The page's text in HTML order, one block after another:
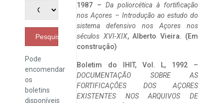
Pesquisar
Pode
encomendar
os
boletins
disponíveis
1987 – Da poliorcética à fortificação
nos Açores – Introdução ao estudo do
sistema defensivo nos Açores nos
séculos XVI-XIX, Alberto Vieira. (Em
construção)
Boletim do IHIT, Vol. L, 1992 –
DOCUMENTAÇÃO SOBRE AS
FORTIFICAÇÕES DOS AÇORES
EXISTENTES NOS ARQUIVOS DE